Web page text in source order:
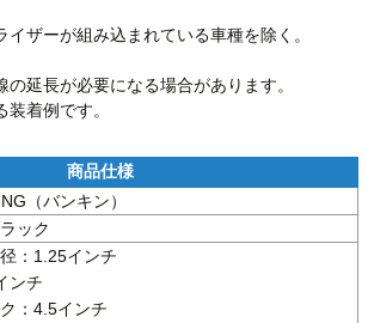
ザーが組み込まれている車種を除く。
延長が必要になる場合があります。
着例です。
（バンキン）
ック
：1.25インチ
ンチ
：4.5インチ